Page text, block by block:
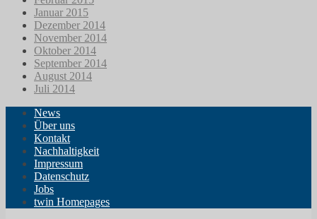
Januar 2015
Dezember 2014
November 2014
Oktober 2014
September 2014
August 2014
Juli 2014
News
Über uns
Kontakt
Nachhaltigkeit
Impressum
Datenschutz
Jobs
twin Homepages